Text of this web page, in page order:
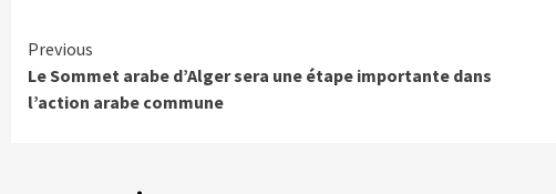
Continue
Reading
Previous
Le Sommet arabe d’Alger sera une étape importante dans
l’action arabe commune